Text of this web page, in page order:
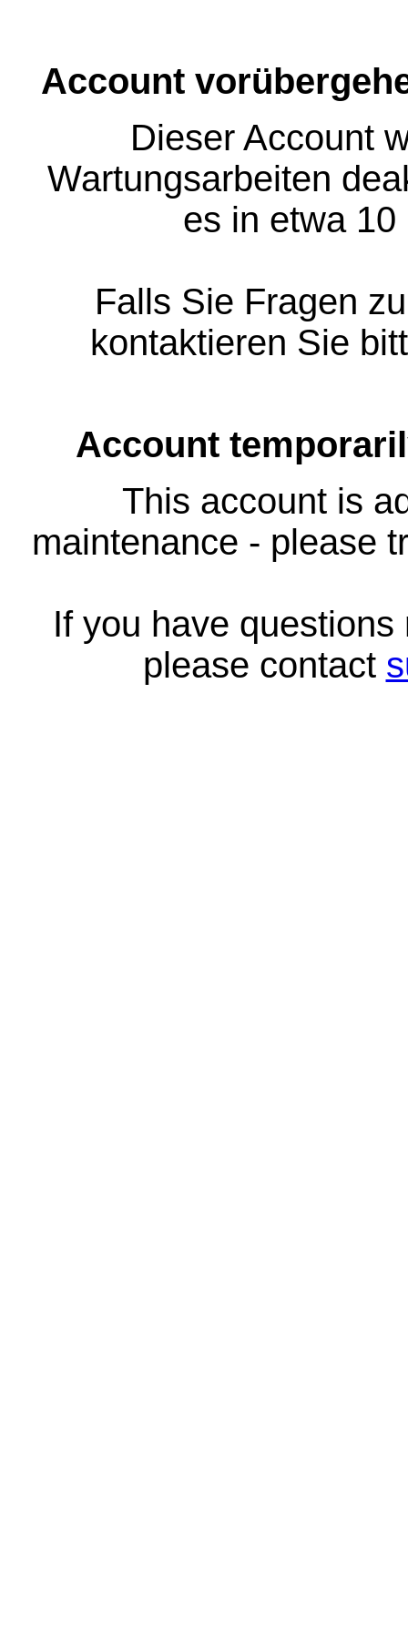
Account
Dieser Account
Wartungsarbeiten
es in etwa
Falls Sie Fragen
kontaktieren Sie
Account
This account is
maintenance - please
If you have
please contact